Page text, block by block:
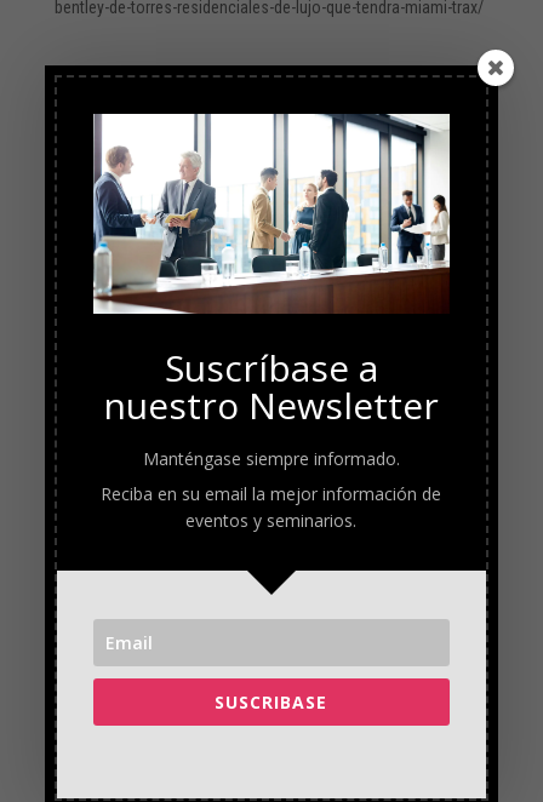
bentley-de-torres-residenciales-de-lujo-que-tendra-miami-trax/
Suscríbase a
nuestro Newsletter
Manténgase siempre informado.
Reciba en su email la mejor información de
eventos y seminarios.
SUSCRIBASE